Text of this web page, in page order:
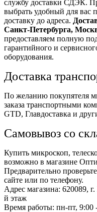
службу доставки СДЭК.
выбрать удобный для вас
доставку до адреса.
Санкт-Петербурга,
предоставляем полную
гарантийного и
оборудования.
Доставка
По желанию покупятеля
заказа транспортными
GTD, Главдоставка и
Самовывоз со
Купить микроскоп,
возможно в магазине
Предварительно
сайте или по телефону.
Адрес магазина: 620089,
й этаж
Время работы: пн-пт, 9:00